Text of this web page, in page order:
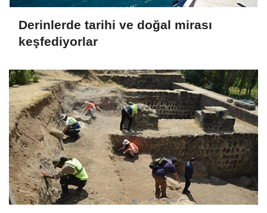
Derinlerde tarihi ve doğal mirası
keşfediyorlar